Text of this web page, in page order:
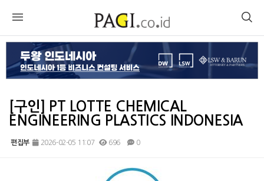
[구인] PT LOTTE CHEMICAL
ENGINEERING PLASTICS INDONESIA
편집부 2026-02-05 11:07 696 0